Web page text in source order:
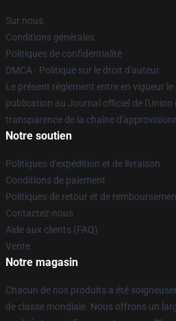
Sur nous
Conditions générales
Politiques de confidentialité
DMCA - Politique sur le droit d'auteur
Le présent règlement entre en vigueur
publication au Journal officiel de l'Union
transparence de la chaîne
Notre soutien
Politiques d'expédition et de livraison
Conditions de paiement
Politiques de retour et de
Contactez-nous
Aide aux clients (FAQ)
Vente
Notre magasin
Chacun de nos produits a été
de classe mondiale. Nous offrons un